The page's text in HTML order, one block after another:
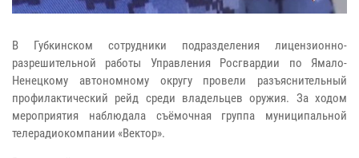
В Губкинском сотрудники подразделения лицензионно-
разрешительной работы Управления Росгвардии по Ямало-
Ненецкому автономному округу провели разъяснительный
профилактический рейд среди владельцев оружия. За ходом
мероприятия наблюдала съёмочная группа муниципальной
телерадиокомпании «Вектор».